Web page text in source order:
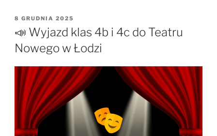
OPUBLIKOWANE
8 GRUDNIA 2025
📣 Wyjazd klas 4b i 4c do Teatru
Nowego w Łodzi